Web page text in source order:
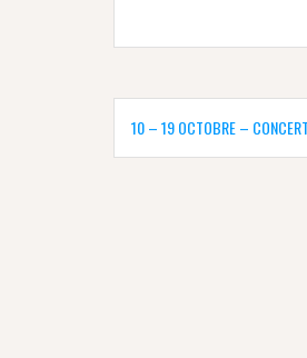
Navigation
de10 – 19 OCTOBRE –